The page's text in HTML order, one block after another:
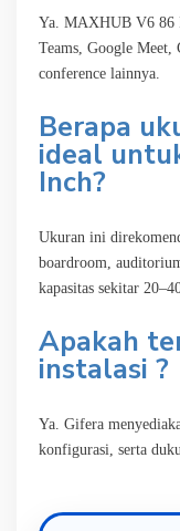
Ya. MAXHUB V6 86
Teams, Google Meet,
conference lainnya.
Berapa
ideal
Inch?
Ukuran ini
boardroom,
kapasitas sekitar
Apakah
instalasi ?
Ya. Gifera
konfigurasi, serta